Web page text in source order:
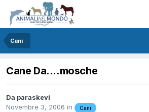
Cani
Cane Da....mosche
Da paraskevi
Novembre 3, 2006 in Cani